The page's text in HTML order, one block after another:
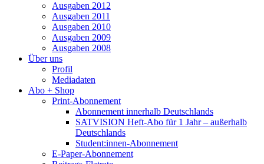
Ausgaben 2012
Ausgaben 2011
Ausgaben 2010
Ausgaben 2009
Ausgaben 2008
Über uns
Profil
Mediadaten
Abo + Shop
Print-Abonnement
Abonnement innerhalb Deutschlands
SATVISION Heft-Abo für 1 Jahr – außerhalb
Deutschlands
Student:innen-Abonnement
E-Paper-Abonnement